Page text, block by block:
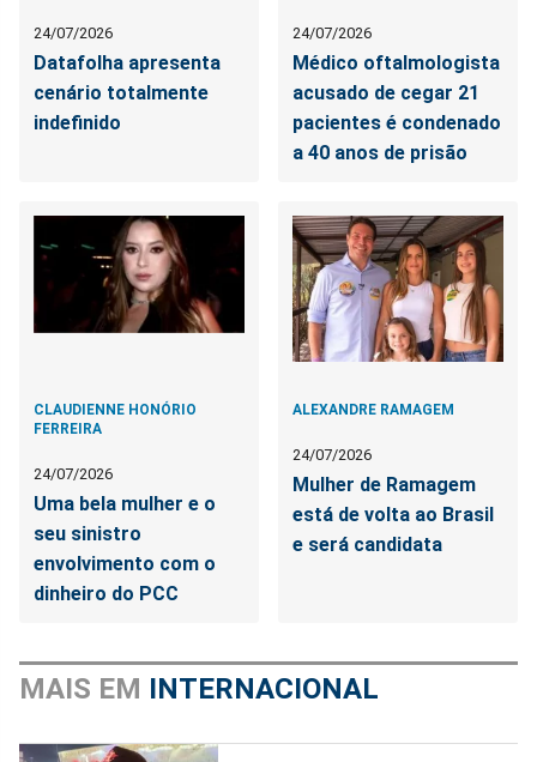
24/07/2026
Datafolha apresenta
cenário totalmente
indefinido
24/07/2026
Médico oftalmologista
acusado de cegar 21
pacientes é condenado
a 40 anos de prisão
CLAUDIENNE HONÓRIO
FERREIRA
24/07/2026
Uma bela mulher e o
seu sinistro
envolvimento com o
dinheiro do PCC
ALEXANDRE RAMAGEM
24/07/2026
Mulher de Ramagem
está de volta ao Brasil
e será candidata
MAIS EM INTERNACIONAL